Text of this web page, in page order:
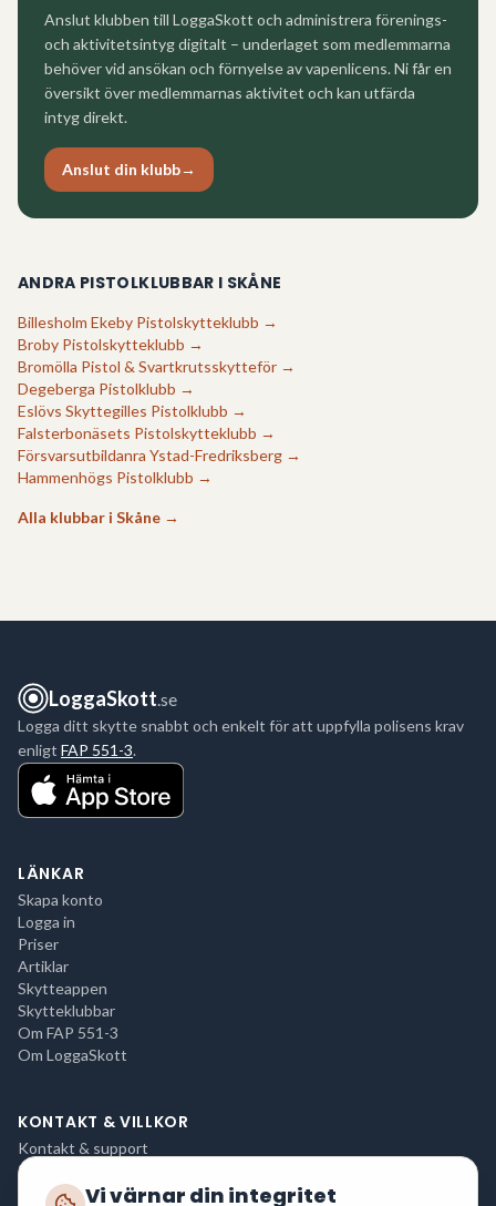
Anslut klubben till LoggaSkott och administrera förenings-
och aktivitetsintyg digitalt – underlaget som medlemmarna
behöver vid ansökan och förnyelse av vapenlicens. Ni får en
översikt över medlemmarnas aktivitet och kan utfärda
intyg direkt.
Anslut din klubb→
ANDRA PISTOLKLUBBAR I SKÅNE
Billesholm Ekeby Pistolskytteklubb →
Broby Pistolskytteklubb →
Bromölla Pistol & Svartkrutsskytteför →
Degeberga Pistolklubb →
Eslövs Skyttegilles Pistolklubb →
Falsterbonäsets Pistolskytteklubb →
Försvarsutbildanra Ystad-Fredriksberg →
Hammenhögs Pistolklubb →
Alla klubbar i Skåne →
LoggaSkott.se
Logga ditt skytte snabbt och enkelt för att uppfylla polisens krav
enligt FAP 551-3.
LÄNKAR
Skapa konto
Logga in
Priser
Artiklar
Skytteappen
Skytteklubbar
Om FAP 551-3
Om LoggaSkott
KONTAKT & VILLKOR
Kontakt & support
Integritetspolicy
AnvändarvillkorVi värnar din integritet